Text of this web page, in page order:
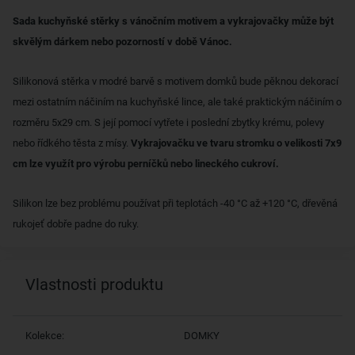
Sada kuchyňské stěrky s vánočním motivem a vykrajovačky může být
skvělým dárkem nebo pozorností v době Vánoc.
Silikonová stěrka v modré barvě s motivem domků bude pěknou dekorací
mezi ostatním náčiním na kuchyňské lince, ale také praktickým náčiním o
rozměru 5x29 cm. S její pomocí vytřete i poslední zbytky krému, polevy
nebo řídkého těsta z mísy. Vykrajovačku ve tvaru stromku o velikosti 7x9
cm lze využít pro výrobu perníčků nebo lineckého cukroví.
Silikon lze bez problému používat při teplotách -40 °C až +120 °C, dřevěná
rukojeť dobře padne do ruky.
Vlastnosti produktu
Kolekce: DOMKY